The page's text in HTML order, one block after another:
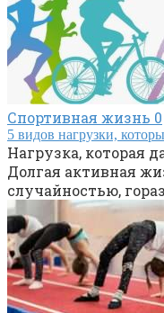
Спортивная жизнь 0
5 видов нагрузки,
Нагрузка, которая
Долгая активная
случайностью,